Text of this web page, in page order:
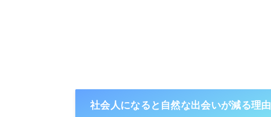
社会人になると自然な出会いが減る理由